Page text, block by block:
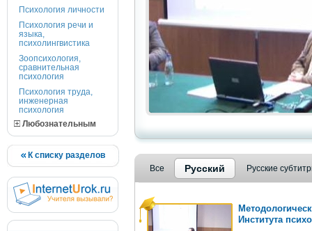
Психология личности
Психология речи и
языка,
психолингвистика
Зоопсихология,
сравнительная
психология
Психология труда,
инженерная
психология
Любознательным
К списку разделов
Все Русский Русские
Института